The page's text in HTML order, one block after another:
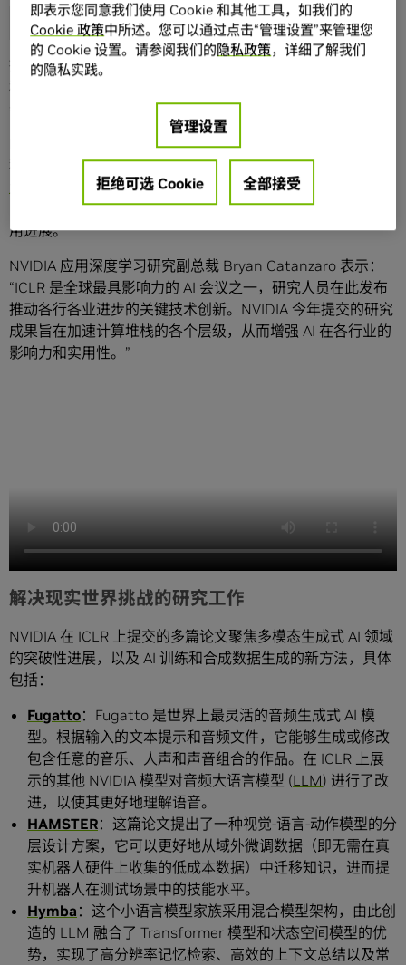
推动 AI 进步需要采用全栈式方法，这依赖于包括加速处理器
和网络技术在内的强大计算基础设施，并将其与优化的编译
器、算法及应用程序相连接。
正在该领域进行全方位的创新，并在此过
程中为几乎所有行业提供支持。在近日举行的国际学习表征
(ICLR) 上，NVIDIA 提交了 70 余篇论文，展示了 AI 在
自动驾驶汽车、医疗、多模态内容创作、机器人等领域的应
用进展。
NVIDIA 应用深度学习研究副总裁 Bryan Catanzaro 表示：
“ICLR 是全球最具影响力的 AI 会议之一，研究人员在此发布
推动各行各业进步的关键技术创新。NVIDIA 今年提交的研究
成果旨在加速计算堆栈的各个层级，从而增强 AI 在各行业的
影响力和实用性。”
解决现实世界挑战的研究工作
NVIDIA 在 ICLR 上提交的多篇论文聚焦多模态生成式 AI 领域
的突破性进展，以及 AI 训练和合成数据生成的新方法，具体
包括：
Fugatto：Fugatto 是世界上最灵活的音频生成式 AI 模
型。根据输入的文本提示和音频文件，它能够生成或修改
包含任意的音乐、人声和声音组合的作品。在 ICLR 上展
示的其他 NVIDIA 模型对音频大语言模型 (LLM) 进行了改
进，以使其更好地理解语音。
HAMSTER：这篇论文提出了一种视觉-语言-动作模型的分
层设计方案，它可以更好地从域外微调数据（即无需在真
实机器人硬件上收集的低成本数据）中迁移知识，进而提
升机器人在测试场景中的技能水平。
Hymba ：这个小语言模型家族采用混合模型架构，由此创
造的 LLM 融合了 Transformer 模型和状态空间模型的优
势，实现了高分辨率记忆检索、高效的上下文总结以及常
即表示您同意我们使用 Cookie 和其他工具，如我们的
Cookie 政策中所述。您可以通过点击“管理设置”来管理您
的 Cookie 设置。请参阅我们的隐私政策，详细了解我们
的隐私实践。
管理设置
拒绝可选 Cookie 全部接受